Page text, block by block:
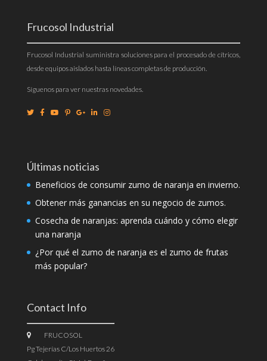
Frucosol Industrial
Frucosol Industrial suministra soluciones para el procesado de cítricos,
desde equipos aislados hasta líneas completas de producción.
Síguenos para ver nuestras novedades.
Últimas noticias
Beneficios de consumir zumo de naranja en invierno.
Obtener más ganancias en su negocio de zumos.
Cosecha de naranjas: aprenda cuándo y cómo elegir
una naranja
¿Por qué el zumo de naranja es el zumo de frutas
más popular?
Contact Info
FRUCOSOL
Pg Tejerías C/Los Huertos 26